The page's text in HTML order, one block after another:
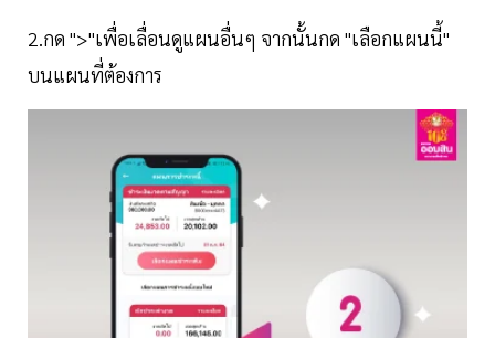
2.กด ">"เพื่อเลื่อนดูแผนอื่นๆ จากนั้นกด "เลือกแผนนี้"
บนแผนที่ต้องการ